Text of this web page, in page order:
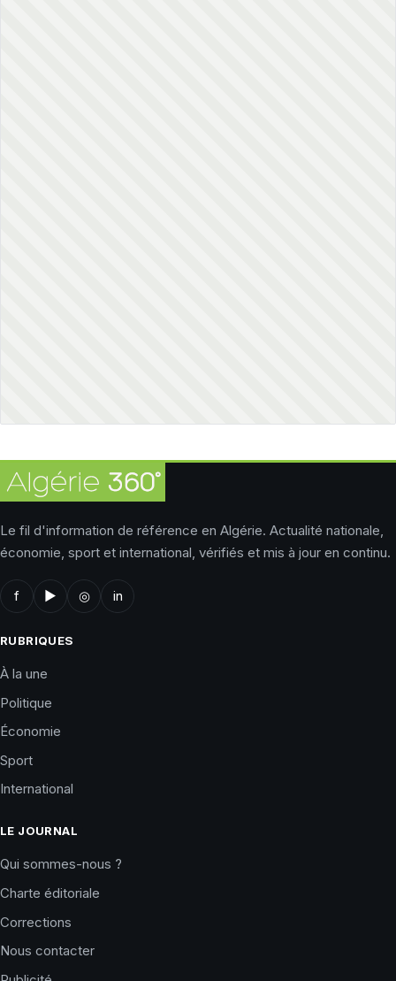
Le fil d'information de référence en Algérie. Actualité nationale,
économie, sport et international, vérifiés et mis à jour en continu.
f ▶ ◎ in
RUBRIQUES
À la une
Politique
Économie
Sport
International
LE JOURNAL
Qui sommes-nous ?
Charte éditoriale
Corrections
Nous contacter